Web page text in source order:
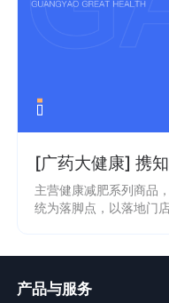
[广药大健康] 携
主营健康减肥系列
统为落脚点，以落地门
产品与服务